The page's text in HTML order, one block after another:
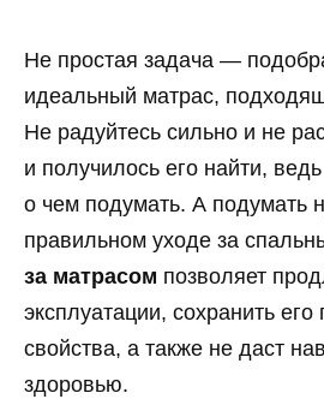
Не простая задача —
идеальный матрас,
Не радуйтесь сильно и не
и получилось его найти,
о чем подумать. А подумать
правильном уходе за
за матрасом позволяет
эксплуатации, сохранить
свойства, а также не даст
здоровью.